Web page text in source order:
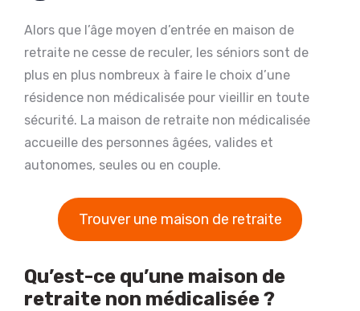
Alors que l’âge moyen d’entrée en maison de
retraite ne cesse de reculer, les séniors sont de
plus en plus nombreux à faire le choix d’une
résidence non médicalisée pour vieillir en toute
sécurité. La maison de retraite non médicalisée
accueille des personnes âgées, valides et
autonomes, seules ou en couple.
Trouver une maison de retraite
Qu’est-ce qu’une maison de
retraite non médicalisée ?